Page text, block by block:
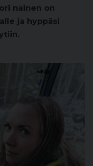
nainen on
ja hyppäsi